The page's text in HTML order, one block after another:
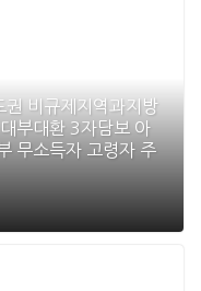
비규제지역과지방
부대환 3자담보 아
무소득자 고령자 주